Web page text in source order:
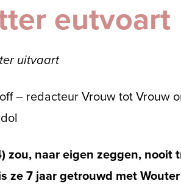
eutvoart
uitvaart
– redacteur Vrouw tot Vrouw
zou, naar eigen zeggen, nooit
ze 7 jaar getrouwd met